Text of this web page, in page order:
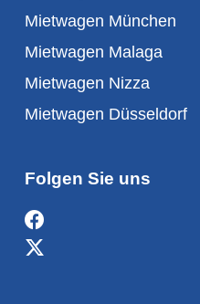
Mietwagen München
Mietwagen Malaga
Mietwagen Nizza
Mietwagen Düsseldorf
Folgen Sie uns